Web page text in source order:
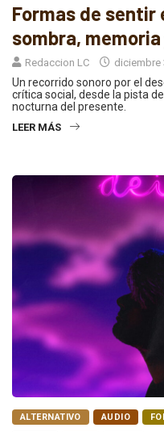
Formas de sentir
sombra,
Redaccion LC diciembre
Un recorrido sonoro por el
crítica social, desde la pista
nocturna del presente.
LEER MÁS
ALTERNATIVO AUDIO